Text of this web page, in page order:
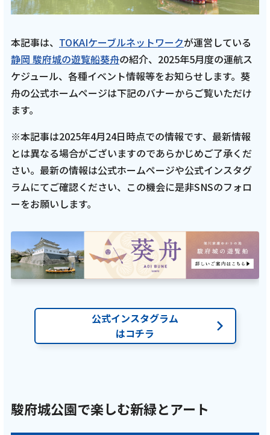
放送基準
安全・安心マーク
安全・安心ガイド
放送番組審議会議事録
情報セキュリティ基本方針
ご利用約款・重要事項説明書
広告掲載のご案内
本記事は、 TOKAIケーブルネットワークが運営している
静岡 駿府城の遊覧船葵舟の紹介、2025年5月度の運航ス
ケジュール、各種イベント情報等をお知らせします。葵
舟の公式ホームページは下記のバナーからご覧いただけ
ます。
※本記事は2025年4月24日時点での情報です、最新情報
とは異なる場合がございますのであらかじめご了承くだ
さい。最新の情報は公式ホームページや公式インスタグ
ラムにてご確認ください、この機会に是非SNSのフォロ
ーをお願いします。
公式インスタグラム
はコチラ
駿府城公園で楽しむ新緑とアート